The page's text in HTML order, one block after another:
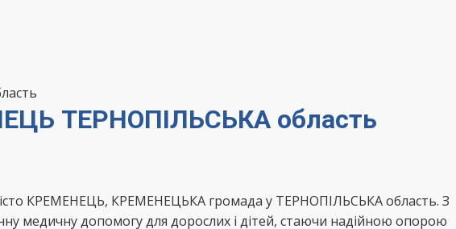
ТЕРНОПІЛЬСЬКА область
КРЕМЕНЕЦЬ, КРЕМЕНЕЦЬКА громада у ТЕРНОПІЛЬСЬКА область. З
медичну допомогу для дорослих і дітей, стаючи надійною опорою